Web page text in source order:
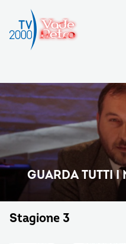
GUARDA TUTTI I
Stagione 3